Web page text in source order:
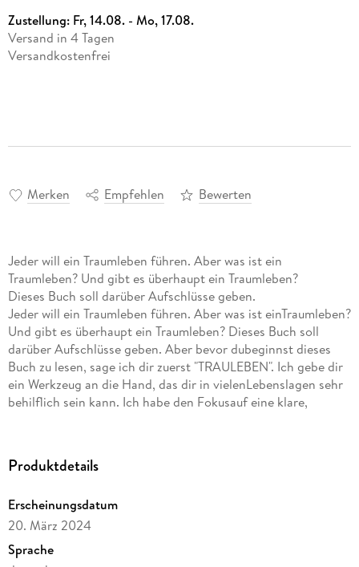
Zustellung: Fr, 14.08. - Mo, 17.08.
Versand in 4 Tagen
Versandkostenfrei
Merken Empfehlen Bewerten
Jeder will ein Traumleben führen. Aber was ist ein
Traumleben? Und gibt es überhaupt ein Traumleben?
Dieses Buch soll darüber Aufschlüsse geben.
Jeder will ein Traumleben führen. Aber was ist einTraumleben?
Und gibt es überhaupt ein Traumleben? Dieses Buch soll
darüber Aufschlüsse geben. Aber bevor dubeginnst dieses
Buch zu lesen, sage ich dir zuerst "TRAULEBEN". Ich gebe dir
ein Werkzeug an die Hand, das dir in vielenLebenslagen sehr
behilflich sein kann. Ich habe den Fokusauf eine klare,
zu lassen. Es wird darin ausführlich beschrieben, wie
positiverPsychologie, wertfreier Kommunikation, Gedanken
etc. zueinem Traumleben führen können. Du kannst das
Buchquerlesen, d. h. du schlägst das Kapitel, das dich am
meisteninteressiert, auf und liest es, oder du kannst Kapitel
Produktdetails
Erscheinungsdatum
20. März 2024
Sprache